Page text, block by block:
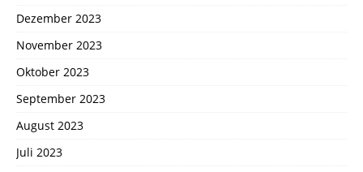
Dezember 2023
November 2023
Oktober 2023
September 2023
August 2023
Juli 2023